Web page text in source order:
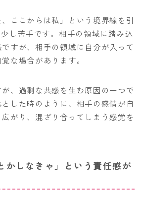
、ここからは私」という境界線を引
し苦手です。相手の領域に踏み込
すが、相手の領域に自分が入って
な場合があります。
、過剰な共感を生む原因の一つで
した時のように、相手の感情が自
がり、混ざり合ってしまう感覚を
かしなきゃ」という責任感が